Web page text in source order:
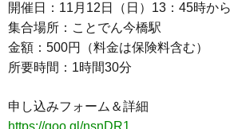
開催日：11月12日（日）13：45時から
集合場所：ことでん今橋駅
金額：500円（料金は保険料含む）
所要時間：1時間30分
申し込みフォーム＆詳細